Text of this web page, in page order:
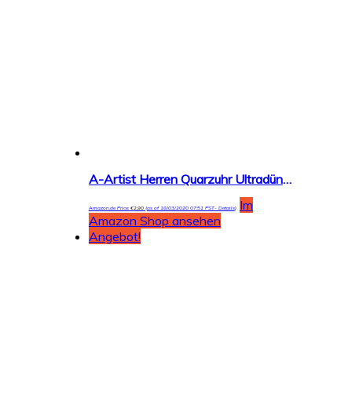
A-Artist Herren Quarzuhr Ultradünne Armbanduhren DENGQIN Beobachten Unisex Armbanduhr Schwarze Zu Tragen Sportuhr Modisch Leicht Verwenden Für Damen Und Design Schwarz Band Gürtel Armband
Amazon.de Price:€2,90(as of 18/03/2020 07:51 PST- Details)
Im
Amazon Shop ansehen
Angebot!